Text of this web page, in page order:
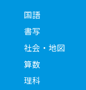
国語
書写
社会・地図
算数
理科